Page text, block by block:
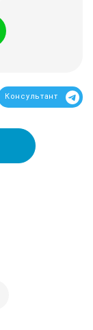
Консультант